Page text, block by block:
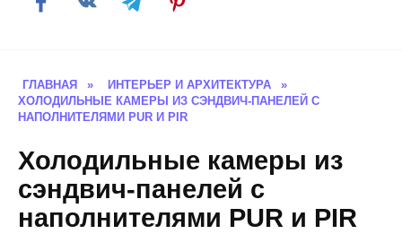
ГЛАВНАЯ » ИНТЕРЬЕР И АРХИТЕКТУРА
»
ХОЛОДИЛЬНЫЕ КАМЕРЫ ИЗ СЭНДВИЧ-ПАНЕЛЕЙ С
НАПОЛНИТЕЛЯМИ PUR И PIR
Холодильные камеры из
сэндвич-панелей с
наполнителями PUR и PIR